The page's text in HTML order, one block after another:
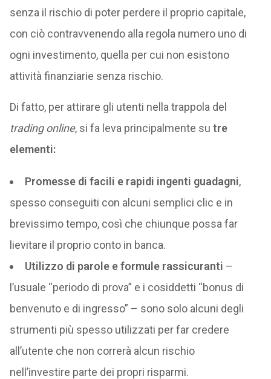
senza il rischio di poter perdere il proprio capitale,
con ciò contravvenendo alla regola numero uno di
ogni investimento, quella per cui non esistono
attività finanziarie senza rischio.
Di fatto, per attirare gli utenti nella trappola del
trading online, si fa leva principalmente su tre
elementi:
Promesse di facili e rapidi ingenti guadagni,
spesso conseguiti con alcuni semplici clic e in
brevissimo tempo, così che chiunque possa far
lievitare il proprio conto in banca.
Utilizzo di parole e formule rassicuranti –
l’usuale “periodo di prova” e i cosiddetti “bonus di
benvenuto e di ingresso” – sono solo alcuni degli
strumenti più spesso utilizzati per far credere
all’utente che non correrà alcun rischio
nell’investire parte dei propri risparmi.